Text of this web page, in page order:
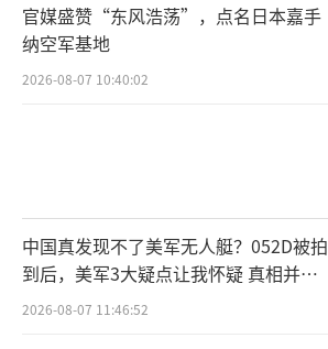
官媒盛赞“东风浩荡”，点名日本嘉手
纳空军基地
2026-08-07 10:40:02
中国真发现不了美军无人艇？052D被拍
到后，美军3大疑点让我怀疑 真相并非
如此
2026-08-07 11:46:52